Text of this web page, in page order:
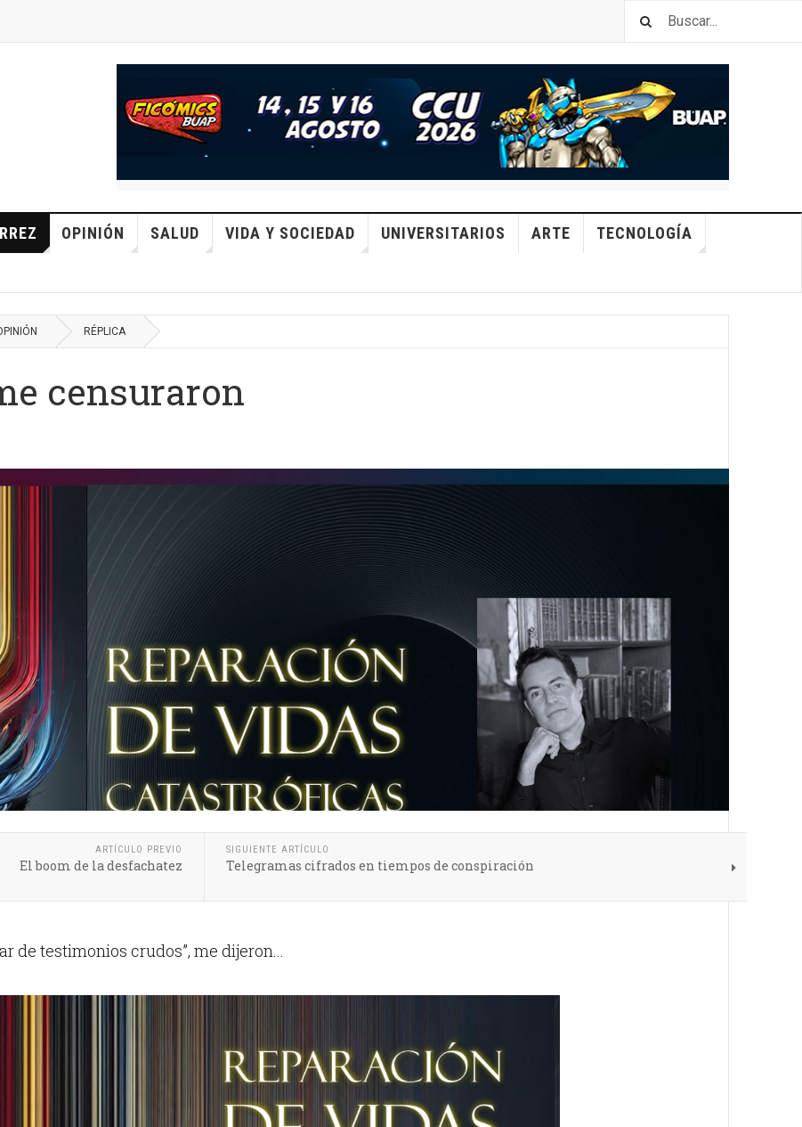
OPINIÓN SALUD VIDA Y SOCIEDAD UNIVERSITARIOS ARTE TECNOLOGÍA
RÉPLICA
censuraron
ARTÍCULO PREVIO
El boom de la desfachatez
SIGUIENTE ARTÍCULO
Telegramas cifrados en tiempos de conspiración
de testimonios crudos”, me dijeron...